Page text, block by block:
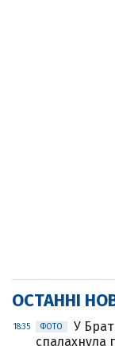
ОСТАННІ
18:35 ФОТО
У
спалахнула